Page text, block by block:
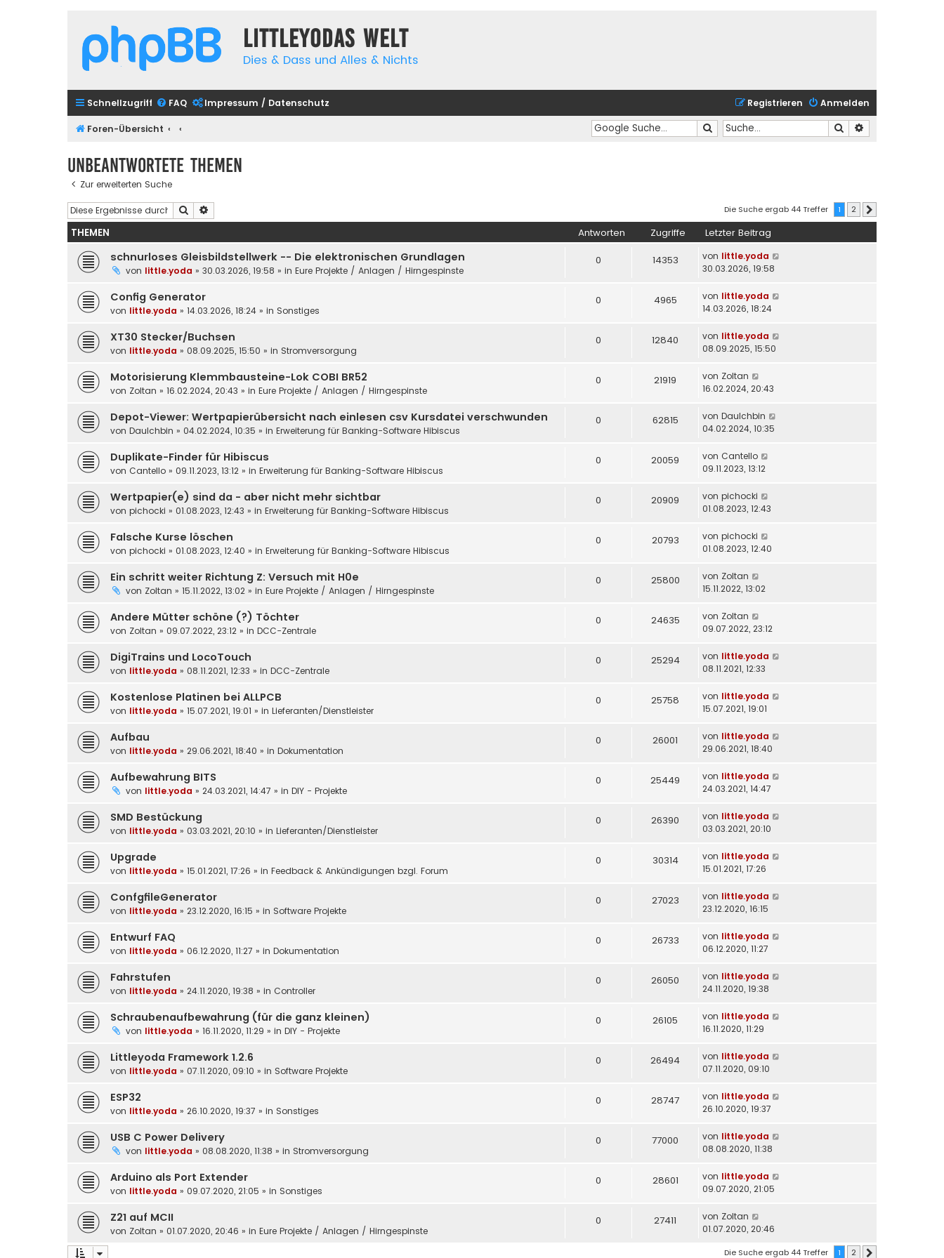
Littleyodas Welt
Dies & Dass und Alles & Nichts
Schnellzugriff FAQ Impressum / Datenschutz Anmelden
Registrieren
Foren-Übersicht Suche
Suche
Unbeantwortete Themen
Zur erweiterten Suche
Suche Die Suche ergab 44 Treffer 1 2
THEMEN Antworten Zugriffe Letzter Beitrag
schnurloses Gleisbildstellwerk -- Die elektronischen Grundlagen
von little.yoda » 30.03.2026, 19:58 » in Eure Projekte / Anlagen / Hirngespinste
0 14353 von little.yoda
30.03.2026, 19:58
Config Generator
von little.yoda » 14.03.2026, 18:24 » in Sonstiges
0 4965 von little.yoda
14.03.2026, 18:24
XT30 Stecker/Buchsen
von little.yoda » 08.09.2025, 15:50 » in Stromversorgung
0 12840 von little.yoda
08.09.2025, 15:50
Motorisierung Klemmbausteine-Lok COBI BR52
von Zoltan » 16.02.2024, 20:43 » in Eure Projekte / Anlagen / Hirngespinste
0 21919 von Zoltan
16.02.2024, 20:43
Depot-Viewer: Wertpapierübersicht nach einlesen csv Kursdatei verschwunden
von DauIchbin » 04.02.2024, 10:35 » in Erweiterung für Banking-Software Hibiscus
0 62815 von DauIchbin
04.02.2024, 10:35
Duplikate-Finder für Hibiscus
von Cantello » 09.11.2023, 13:12 » in Erweiterung für Banking-Software Hibiscus
0 20059 von Cantello
09.11.2023, 13:12
Wertpapier(e) sind da - aber nicht mehr sichtbar
von pichocki » 01.08.2023, 12:43 » in Erweiterung für Banking-Software Hibiscus
0 20909 von pichocki
01.08.2023, 12:43
Falsche Kurse löschen
von pichocki » 01.08.2023, 12:40 » in Erweiterung für Banking-Software Hibiscus
0 20793 von pichocki
01.08.2023, 12:40
Ein schritt weiter Richtung Z: Versuch mit H0e
von Zoltan » 15.11.2022, 13:02 » in Eure Projekte / Anlagen / Hirngespinste
0 25800 von Zoltan
15.11.2022, 13:02
Andere Mütter schöne (?) Töchter
von Zoltan » 09.07.2022, 23:12 » in DCC-Zentrale
0 24635 von Zoltan
09.07.2022, 23:12
DigiTrains und LocoTouch
von little.yoda » 08.11.2021, 12:33 » in DCC-Zentrale
0 25294 von little.yoda
08.11.2021, 12:33
Kostenlose Platinen bei ALLPCB
von little.yoda » 15.07.2021, 19:01 » in Lieferanten/Dienstleister
0 25758 von little.yoda
15.07.2021, 19:01
Aufbau
von little.yoda » 29.06.2021, 18:40 » in Dokumentation
0 26001 von little.yoda
29.06.2021, 18:40
Aufbewahrung BITS
von little.yoda » 24.03.2021, 14:47 » in DIY - Projekte
0 25449 von little.yoda
24.03.2021, 14:47
SMD Bestückung
von little.yoda » 03.03.2021, 20:10 » in Lieferanten/Dienstleister
0 26390 von little.yoda
03.03.2021, 20:10
Upgrade
von little.yoda » 15.01.2021, 17:26 » in Feedback & Ankündigungen bzgl. Forum
0 30314 von little.yoda
15.01.2021, 17:26
ConfgfileGenerator
von little.yoda » 23.12.2020, 16:15 » in Software Projekte
0 27023 von little.yoda
23.12.2020, 16:15
Entwurf FAQ
von little.yoda » 06.12.2020, 11:27 » in Dokumentation
0 26733 von little.yoda
06.12.2020, 11:27
Fahrstufen
von little.yoda » 24.11.2020, 19:38 » in Controller
0 26050 von little.yoda
24.11.2020, 19:38
Schraubenaufbewahrung (für die ganz kleinen)
von little.yoda » 16.11.2020, 11:29 » in DIY - Projekte
0 26105 von little.yoda
16.11.2020, 11:29
Littleyoda Framework 1.2.6
von little.yoda » 07.11.2020, 09:10 » in Software Projekte
0 26494 von little.yoda
07.11.2020, 09:10
ESP32
von little.yoda » 26.10.2020, 19:37 » in Sonstiges
0 28747 von little.yoda
26.10.2020, 19:37
USB C Power Delivery
von little.yoda » 08.08.2020, 11:38 » in Stromversorgung
0 77000 von little.yoda
08.08.2020, 11:38
Arduino als Port Extender
von little.yoda » 09.07.2020, 21:05 » in Sonstiges
0 28601 von little.yoda
09.07.2020, 21:05
Z21 auf MCII
von Zoltan » 01.07.2020, 20:46 » in Eure Projekte / Anlagen / Hirngespinste
0 27411 von Zoltan
01.07.2020, 20:46
Die Suche ergab 44 Treffer 1 2